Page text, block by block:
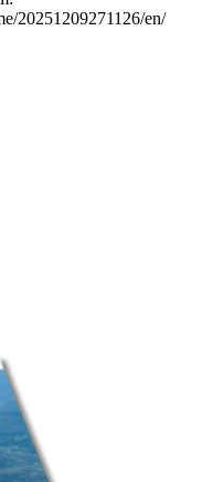
20251209271126/en/